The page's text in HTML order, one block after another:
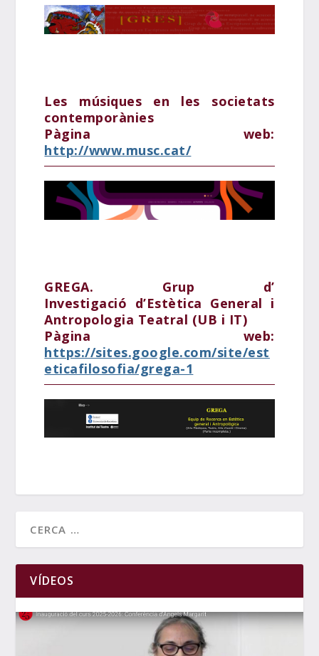
Les músiques en les societats
contemporànies
Pàgina web:
http://www.musc.cat/
GREGA. Grup d’
Investigació d’Estètica General i
Antropologia Teatral (UB i IT)
Pàgina web:
https://sites.google.com/site/est
eticafilosofia/grega-1
VÍDEOS